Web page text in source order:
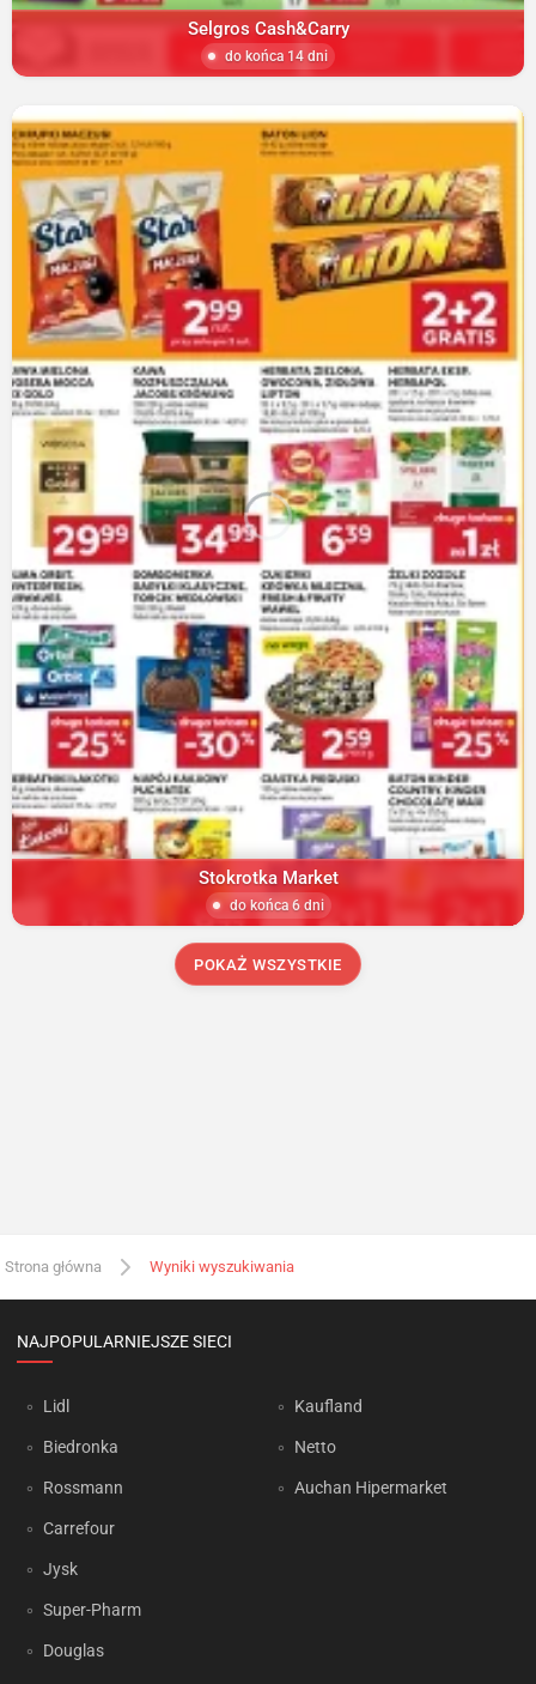
Selgros Cash&Carry
do końca 14 dni
Stokrotka Market
do końca 6 dni
POKAŻ WSZYSTKIE
Strona główna Wyniki wyszukiwania
NAJPOPULARNIEJSZE SIECI
Lidl
Biedronka
Rossmann
Carrefour
Jysk
Super-Pharm
Douglas
Kaufland
Netto
Auchan Hipermarket